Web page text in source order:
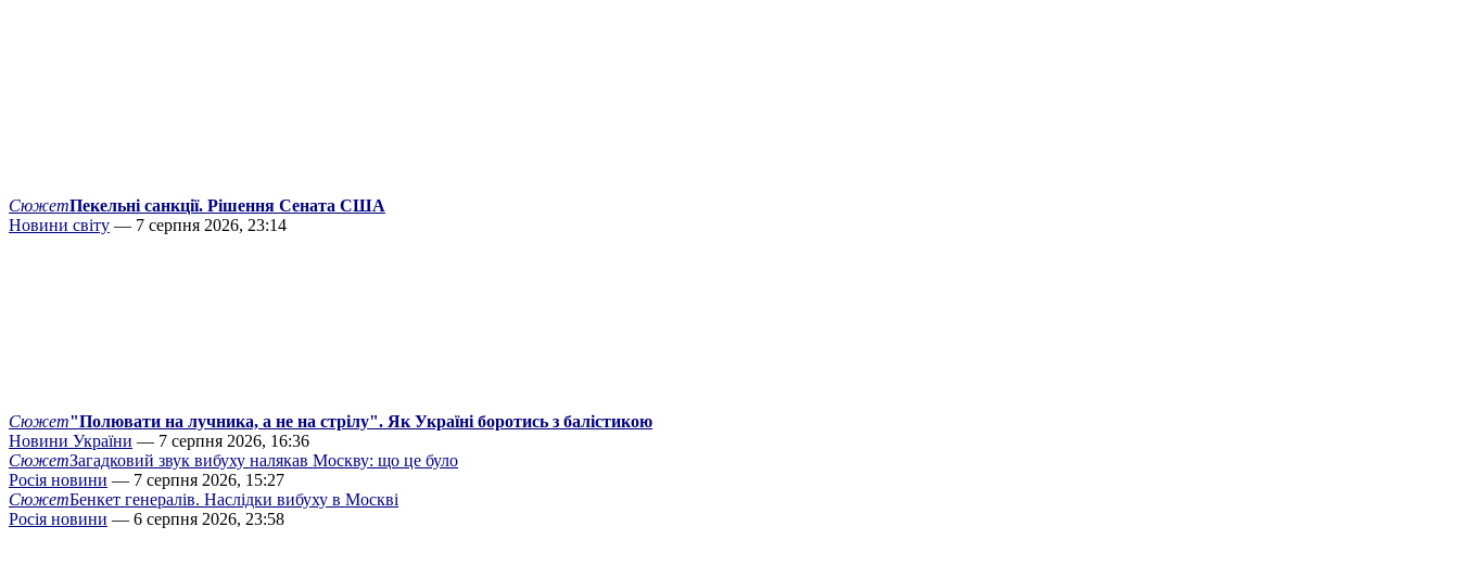
СюжетПекельні санкції. Рішення Сената США
Новини світу — 7 серпня 2026, 23:14
Сюжет"Полювати на лучника, а не на стрілу". Як Україні боротись з балістикою
Новини України — 7 серпня 2026, 16:36
СюжетЗагадковий звук вибуху налякав Москву: що це було
Росія новини — 7 серпня 2026, 15:27
СюжетБенкет генералів. Наслідки вибуху в Москві
Росія новини — 6 серпня 2026, 23:58